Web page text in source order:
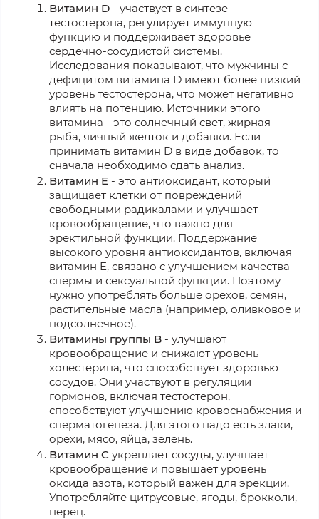
Витамин D - участвует в синтезе
тестостерона, регулирует иммунную
функцию и поддерживает здоровье
сердечно-сосудистой системы.
Исследования показывают, что мужчины с
дефицитом витамина D имеют более низкий
уровень тестостерона, что может негативно
влиять на потенцию. Источники этого
витамина - это солнечный свет, жирная
рыба, яичный желток и добавки. Если
принимать витамин D в виде добавок, то
сначала необходимо сдать анализ.
Витамин E - это антиоксидант, который
защищает клетки от повреждений
свободными радикалами и улучшает
кровообращение, что важно для
эректильной функции. Поддержание
высокого уровня антиоксидантов, включая
витамин E, связано с улучшением качества
спермы и сексуальной функции. Поэтому
нужно употреблять больше орехов, семян,
растительные масла (например, оливковое и
подсолнечное).
Витамины группы B - улучшают
кровообращение и снижают уровень
холестерина, что способствует здоровью
сосудов. Они участвуют в регуляции
гормонов, включая тестостерон,
способствуют улучшению кровоснабжения и
сперматогенеза. Для этого надо есть злаки,
орехи, мясо, яйца, зелень.
Витамин C укрепляет сосуды, улучшает
кровообращение и повышает уровень
оксида азота, который важен для эрекции.
Употребляйте цитрусовые, ягоды, брокколи,
перец.